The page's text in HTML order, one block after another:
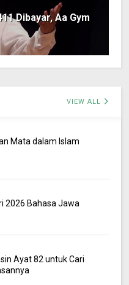
Dibayar, Aa Gym
VIEW ALL
Mata dalam Islam
2026 Bahasa Jawa
Ayat 82 untuk Cari